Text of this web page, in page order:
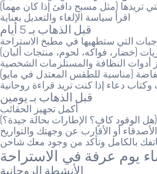
تريدها (مثل مسبح دافئ إذا كان مهماً)
اقرأ سياسة الإلغاء والتعديل بعناية
قبل الذهاب بـ 5 أيام
التي ستطهيها في مطبخ الاستراحة
(خضار، فواكه، لحوم، منتجات ألبان)
أدوات النظافة والمستلزمات الشخصية
(مناسبة للطقس المعتدل في مايو)
دعاء إذا كنت تريد قراءة روحانية
قبل الذهاب بـ يومين
أكمل تجهيز الحقائب
الوقود كافٍ؟ الإطارات بحالة جيدة؟)
أو الأقارب عن وجهتك والتواريخ
بالكامل وتأكد من وجود معك شاحن
يوم عرفة في الاستراحة
الأنشطة الروحانية